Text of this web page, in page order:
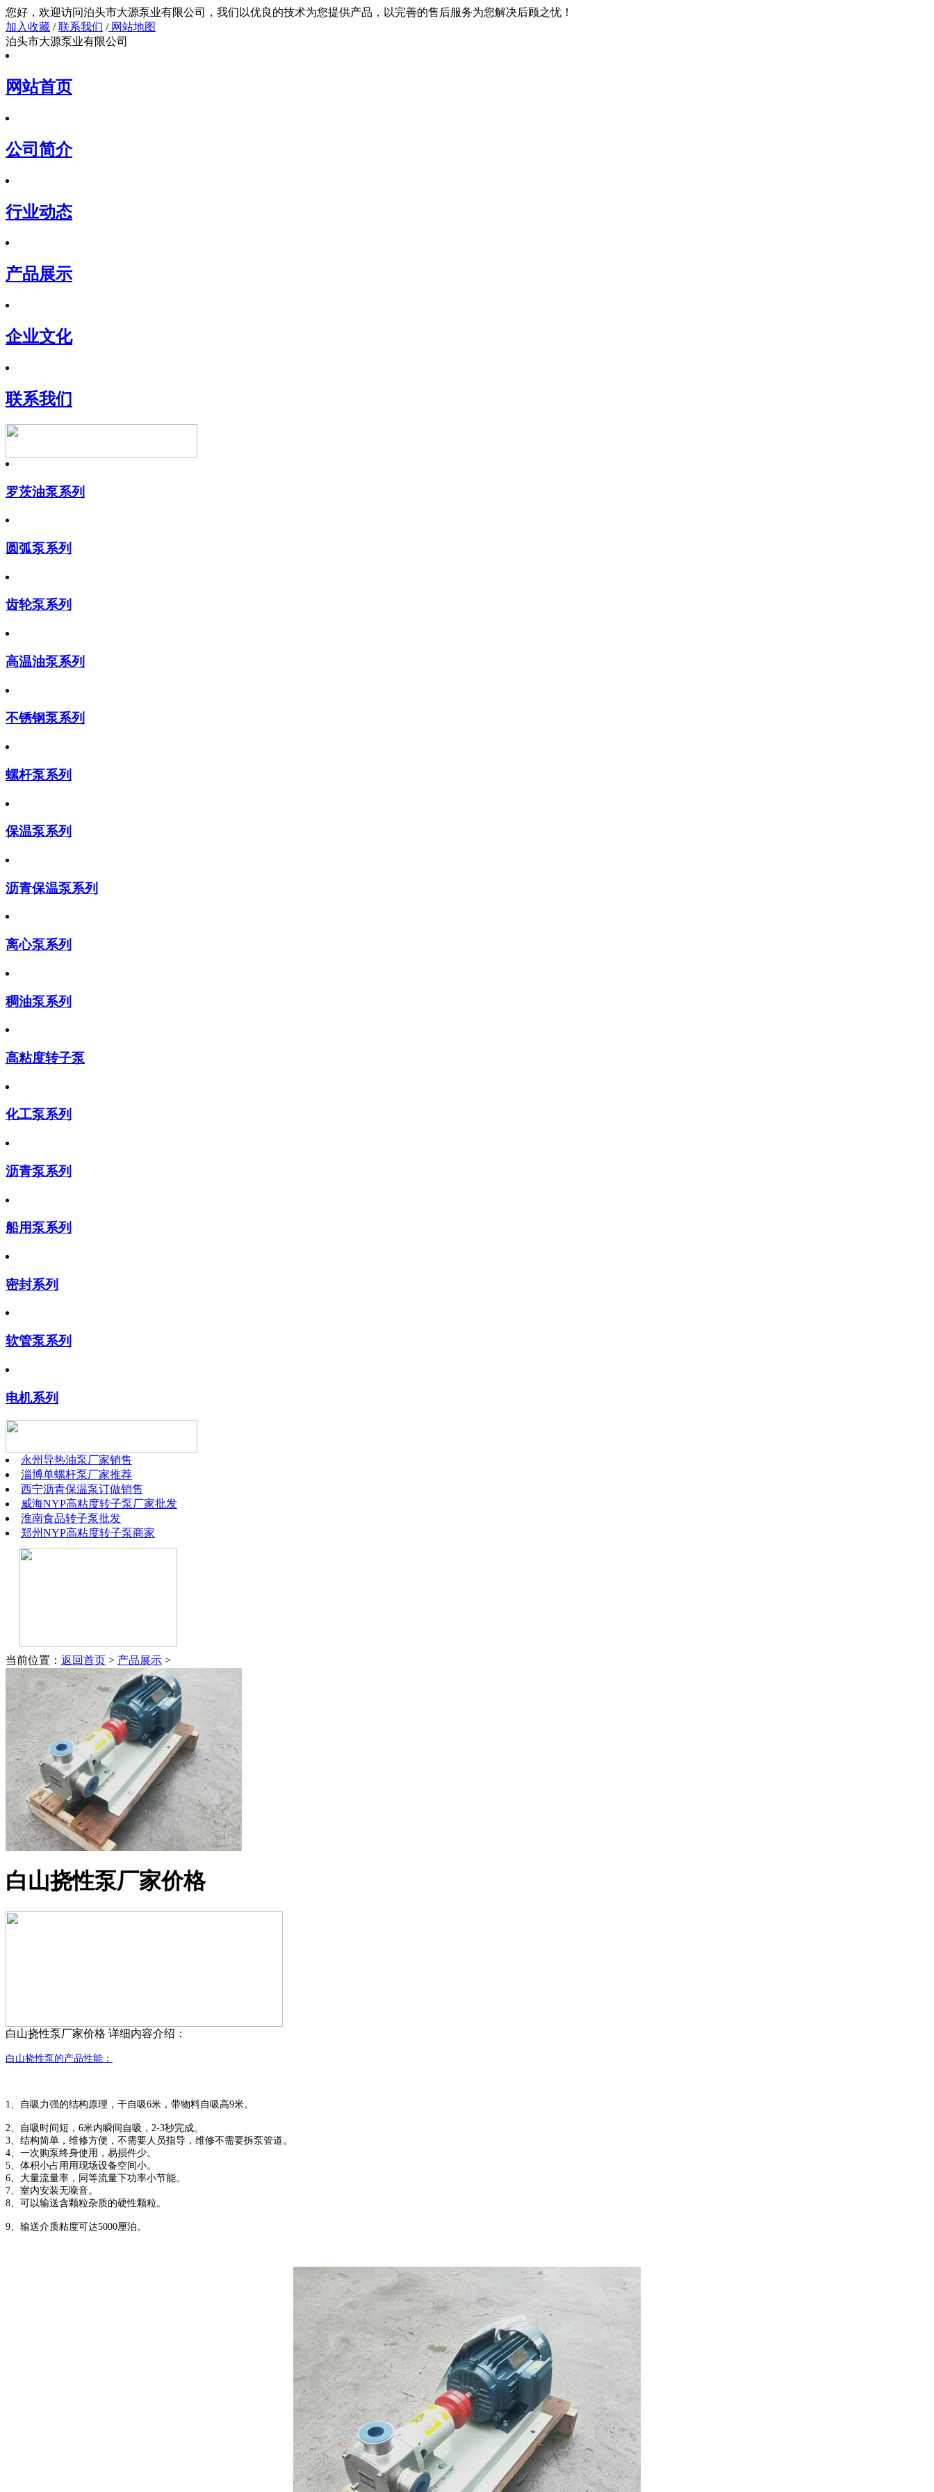
您好，欢迎访问泊头市大源泵业有限公司，我们以优良的技术为您提供产品，以完善的售后服务为您解决后顾之忧！
加入收藏 /联系我们 /网站地图
泊头市大源泵业有限公司
网站首页
公司简介
行业动态
产品展示
企业文化
联系我们
罗茨油泵系列
圆弧泵系列
齿轮泵系列
高温油泵系列
不锈钢泵系列
螺杆泵系列
保温泵系列
沥青保温泵系列
离心泵系列
稠油泵系列
高粘度转子泵
化工泵系列
沥青泵系列
船用泵系列
密封系列
软管泵系列
电机系列
永州导热油泵厂家销售
淄博单螺杆泵厂家推荐
西宁沥青保温泵订做销售
威海NYP高粘度转子泵厂家批发
淮南食品转子泵批发
郑州NYP高粘度转子泵商家
当前位置： 返回首页 > 产品展示 >
白山挠性泵厂家价格
白山挠性泵厂家价格 详细内容介绍：
白山挠性泵的产品性能：
1、自吸力强的结构原理，干自吸6米，带物料自吸高9米。
2、自吸时间短，6米内瞬间自吸，2-3秒完成。
3、结构简单，维修方便，不需要人员指导，维修不需要拆泵管道。
4、一次购泵终身使用，易损件少。
5、体积小占用用现场设备空间小。
6、大量流量率，同等流量下功率小节能。
7、室内安装无噪音。
8、可以输送含颗粒杂质的硬性颗粒。
9、输送介质粘度可达5000厘泊。